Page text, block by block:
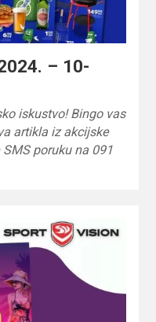
– 10-
iskustvo! Bingo vas
artikla iz akcijske
poruku na 091